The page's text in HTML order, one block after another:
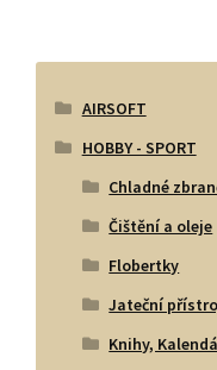
AIRSOFT
HOBBY - SPORT
Chladné
Čištění a oleje
Flobertky
Jateční
Knihy,